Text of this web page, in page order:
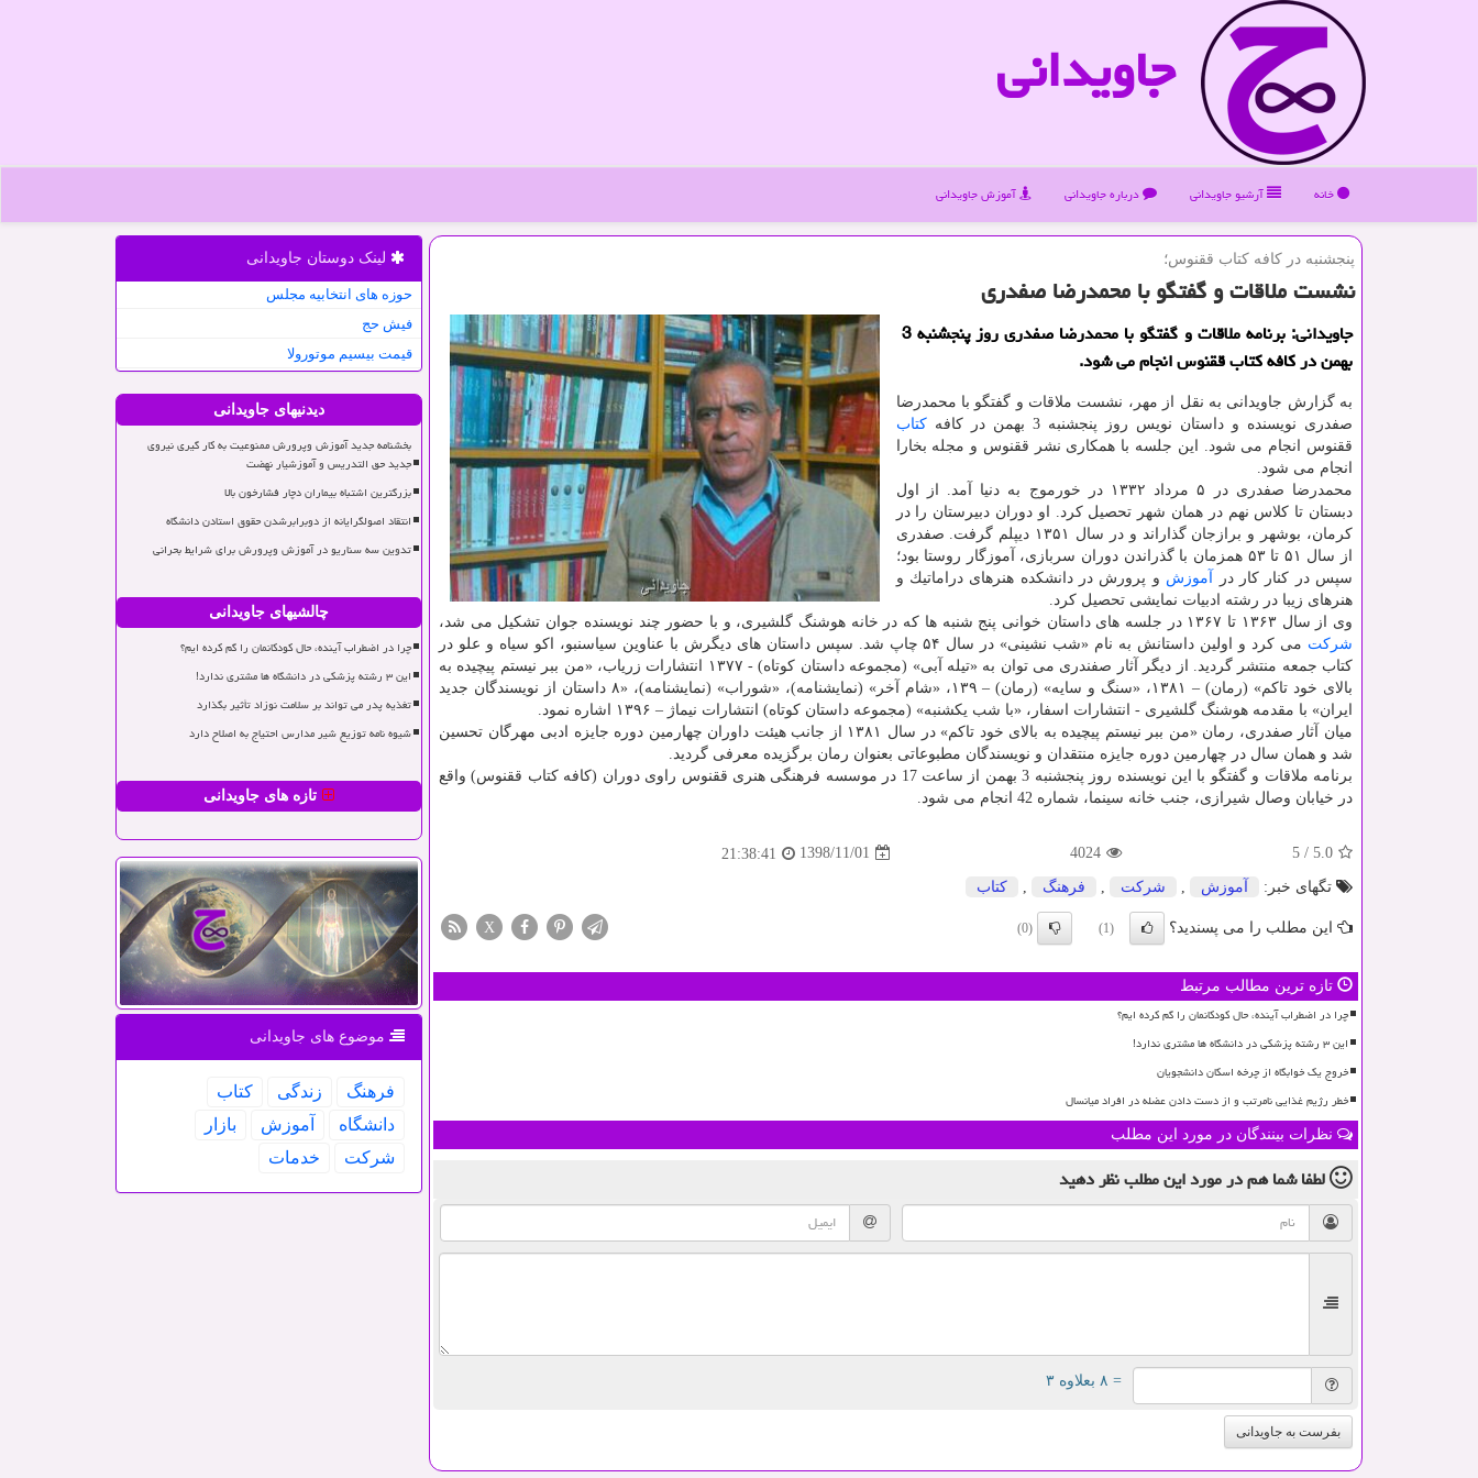
جاویدانی
خانه آرشیو جاویدانی درباره جاویدانی آموزش جاویدانی
پنجشنبه در كافه كتاب ققنوس؛
نشست ملاقات و گفتگو با محمدرضا صفدری
جاویدانی: برنامه ملاقات و گفتگو با محمدرضا صفدری روز پنجشنبه 3
بهمن در كافه كتاب ققنوس انجام می شود.
به گزارش جاویدانی به نقل از مهر، نشست ملاقات و گفتگو با محمدرضا
صفدری نویسنده و داستان نویس روز پنجشنبه 3 بهمن در كافه
كتاب
ققنوس انجام می شود. این جلسه با همكاری نشر ققنوس و مجله بخارا
انجام می شود.
محمدرضا صفدری در ۵ مرداد ۱۳۳۲ در خورموج به دنیا آمد. از اول
دبستان تا كلاس نهم در همان شهر تحصیل كرد. او دوران دبیرستان را در
كرمان، بوشهر و برازجان گذاراند و در سال ۱۳۵۱ دیپلم گرفت. صفدری
از سال ۵۱ تا ۵۳ همزمان با گذراندن دوران سربازی، آموزگار روستا بود؛
سپس در كنار كار در
آموزش و پرورش در دانشكده هنرهای دراماتیك و
هنرهای زیبا در رشته ادبیات نمایشی تحصیل كرد.
وی از سال ۱۳۶۳ تا ۱۳۶۷ در جلسه های داستان خوانی پنج شنبه ها كه در خانه هوشنگ گلشیری، و با حضور چند نویسنده جوان تشكیل می شد،
شركت
می كرد و اولین داستانش به نام «شب نشینی» در سال ۵۴ چاپ شد. سپس داستان های دیگرش با عناوین سیاسنبو، اكو سیاه و علو در
كتاب جمعه منتشر گردید. از دیگر آثار صفندری می توان به «تیله آبی» (مجموعه داستان كوتاه) - ۱۳۷۷ انتشارات زریاب، «من ببر نیستم پیچیده به
بالای خود تاكم» (رمان) – ۱۳۸۱، «سنگ و سایه» (رمان) – ۱۳۹، «شام آخر» (نمایشنامه)، «شوراب» (نمایشنامه)، «۸ داستان از نویسندگان جدید
ایران» با مقدمه هوشنگ گلشیری - انتشارات اسفار، «با شب یكشنبه» (مجموعه داستان كوتاه) انتشارات نیماژ – ۱۳۹۶ اشاره نمود.
میان آثار صفدری، رمان «من ببر نیستم پیچیده به بالای خود تاكم» در سال ۱۳۸۱ از جانب هیئت داوران چهارمین دوره جایزه ادبی مهرگان تحسین
شد و همان سال در چهارمین دوره جایزه منتقدان و نویسندگان مطبوعاتی بعنوان رمان برگزیده معرفی گردید.
برنامه ملاقات و گفتگو با این نویسنده روز پنجشنبه 3 بهمن از ساعت 17 در موسسه فرهنگی هنری ققنوس راوی دوران (كافه كتاب ققنوس) واقع
در خیابان وصال شیرازی، جنب خانه سینما، شماره 42 انجام می شود.
5.0
/
5
4024
1398/11/01
21:38:41
تگهای خبر:
آموزش شركت فرهنگ كتاب
این مطلب را می پسندید؟ (1)
(0)
X
تازه ترین مطالب مرتبط
چرا در اضطراب آینده، حال کودکانمان را گم کرده ایم؟
این ۳ رشته پزشکی در دانشگاه ها مشتری ندارد!
خروج یک خوابگاه از چرخه اسکان دانشجویان
خطر رژیم غذایی نامرتب و از دست دادن عضله در افراد میانسال
نظرات بینندگان در مورد این مطلب
لطفا شما همدر مورد این مطلبنظر دهید
= ۸ بعلاوه ۳
بفرست به جاویدانی
لینک دوستان جاویدانی
حوزه های انتخابیه مجلس
فیش حج
قیمت بیسیم موتورولا
دیدنیهای جاویدانی
بخشنامه جدید آموزش وپرورش ممنوعیت به کار گیری نیروی
جدید حق التدریس و آموزشیار نهضت
بزرگترین اشتباه بیماران دچار فشارخون بالا
انتقاد اصولگرایانه از دوبرابرشدن حقوق استادن دانشگاه
تدوین سه سناریو در آموزش وپرورش برای شرایط بحرانی
چالشیهای جاویدانی
چرا در اضطراب آینده، حال کودکانمان را گم کرده ایم؟
این ۳ رشته پزشکی در دانشگاه ها مشتری ندارد!
تغذیه پدر می تواند بر سلامت نوزاد تأثیر بگذارد
شیوه نامه توزیع شیر مدارس احتیاج به اصلاح دارد
تازه های جاویدانی
موضوع های جاویدانی
فرهنگ زندگی
كتاب
دانشگاه
آموزش
بازار
شركت
خدمات